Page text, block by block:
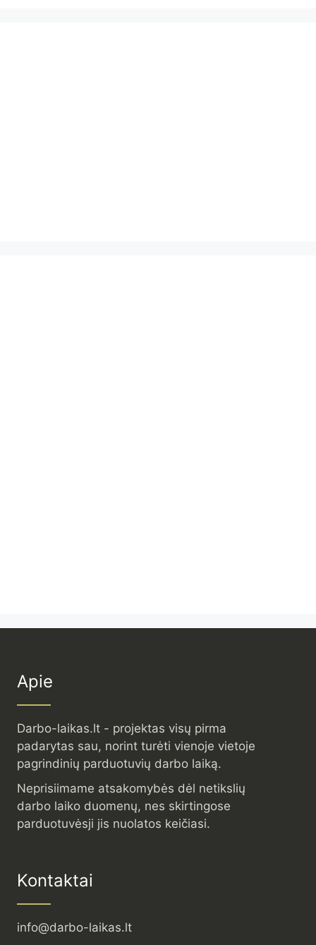
Apie
Darbo-laikas.lt - projektas visų pirma
padarytas sau, norint turėti vienoje vietoje
pagrindinių parduotuvių darbo laiką.
Neprisiimame atsakomybės dėl netikslių
darbo laiko duomenų, nes skirtingose
parduotuvėsji jis nuolatos keičiasi.
Kontaktai
info@darbo-laikas.lt